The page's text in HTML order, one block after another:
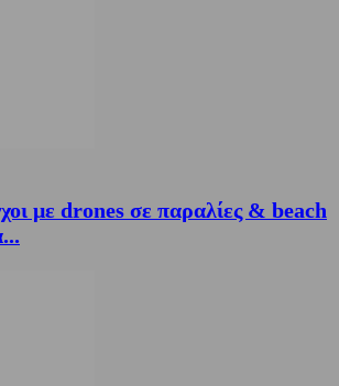
με drones σε παραλίες & beach